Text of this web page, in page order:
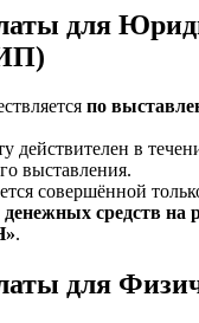
для
по
действителен в
выставления.
совершённой
денежных средств на
.
для